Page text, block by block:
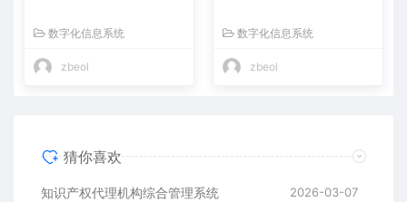
数字化信息系统
zbeol
数字化信息系统
zbeol
猜你喜欢
知识产权代理机构综合管理系统 2026-03-07